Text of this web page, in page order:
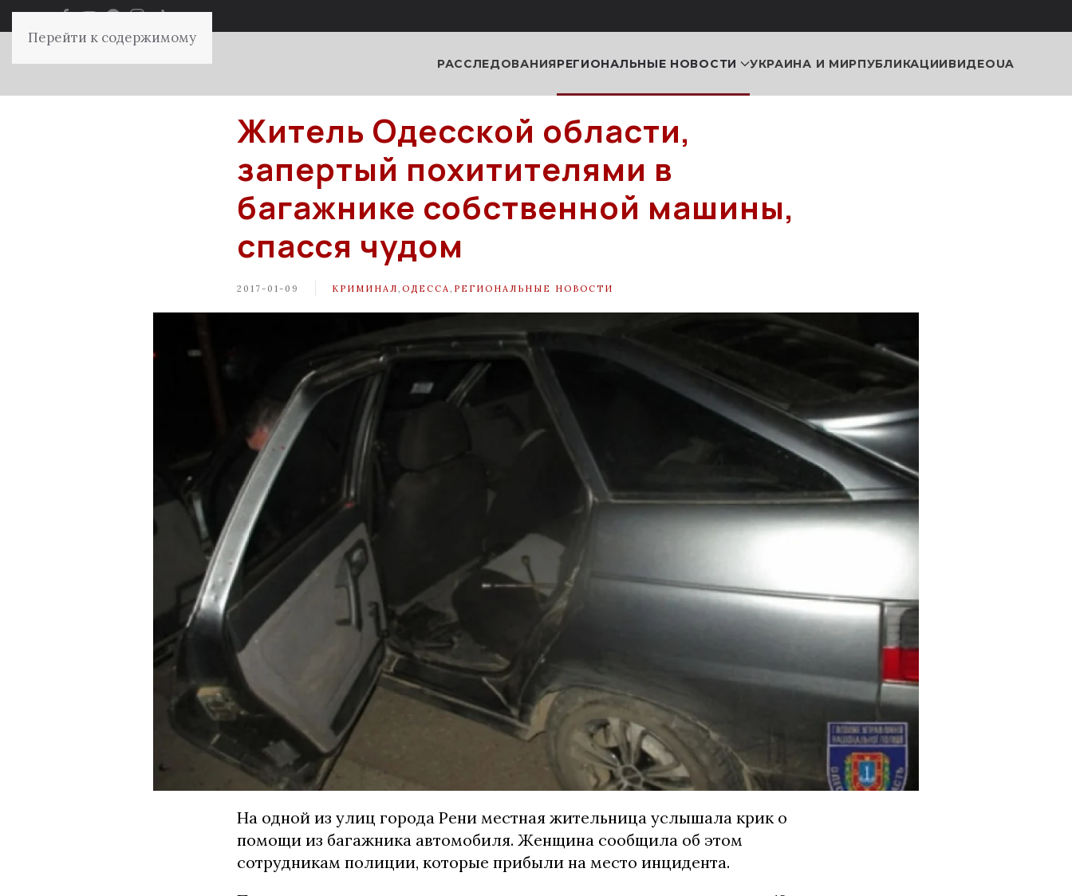
Перейти к содержимому
РАССЛЕДОВАНИЯРЕГИОНАЛЬНЫЕ НОВОСТИ УКРАИНА И МИРПУБЛИКАЦИИВИДЕОUA
Житель Одесской области,
запертый похитителями в
багажнике собственной машины,
спасся чудом
2017-01-09 КРИМИНАЛ ОДЕССА РЕГИОНАЛЬНЫЕ НОВОСТИ
На одной из улиц города Рени местная жительница услышала крик о
помощи из багажника автомобиля. Женщина сообщила об этом
сотрудникам полиции, которые прибыли на место инцидента.